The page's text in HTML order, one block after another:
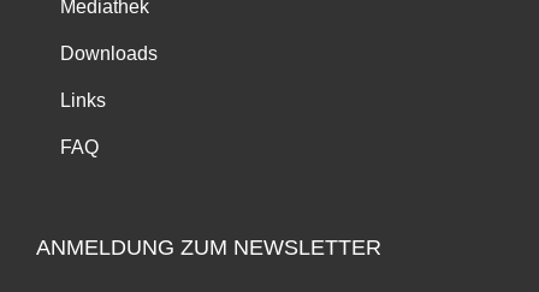
Mediathek
Downloads
Links
FAQ
ANMELDUNG ZUM NEWSLETTER